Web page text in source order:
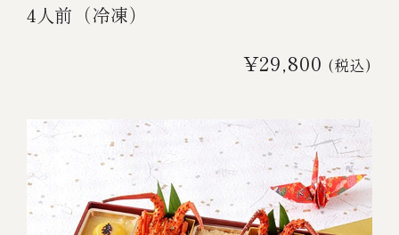
4人前（冷凍）
¥29,800 (税込)